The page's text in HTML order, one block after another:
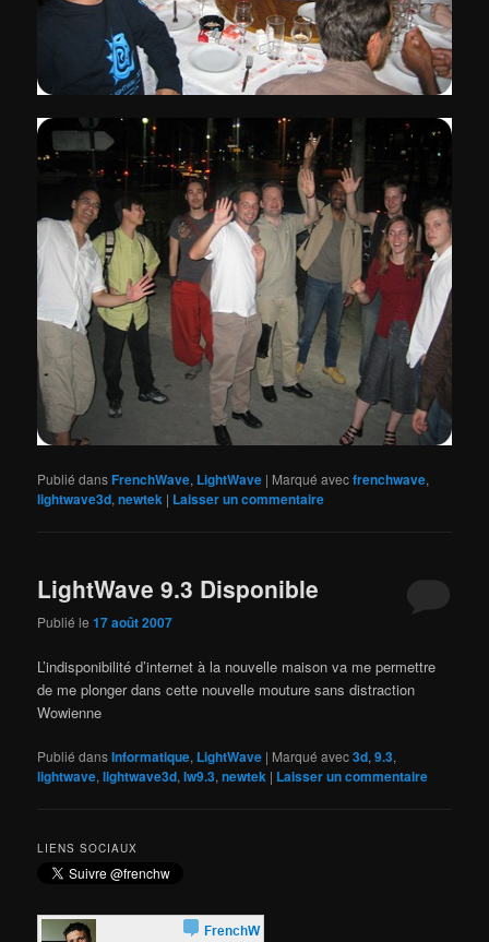
Publié dansFrenchWave, LightWave | Marqué avecfrenchwave,
lightwave3d,newtek | Laisser un commentaire
LightWave 9.3 Disponible
Publié le17 août 2007
L’indisponibilité d’internet à la nouvelle maison va me permettre
de me plonger dans cette nouvelle mouture sans distraction
Wowienne
Publié dansInformatique, LightWave | Marqué avec3d,9.3,
lightwave,lightwave3d,lw9.3,newtek | Laisser un commentaire
LIENS SOCIAUX